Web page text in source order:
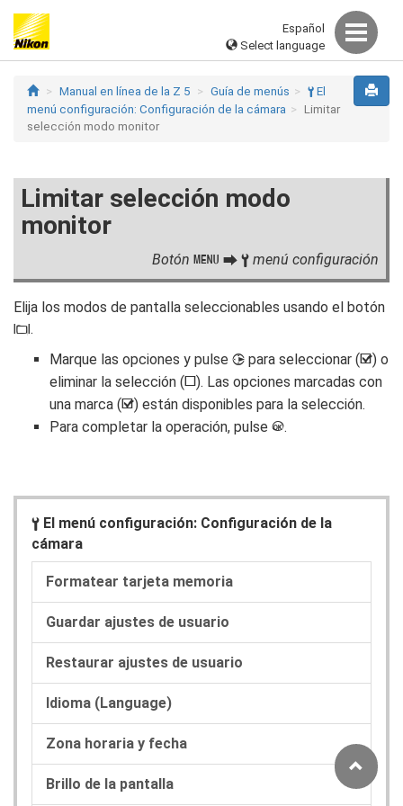
Español
Select language
Manual en línea de la Z 5 Guía de menús B El
menú configuración: Configuración de la cámara
Limitar
selección modo monitor
Limitar selección modo
monitor
Botón G U B menú configuración
Elija los modos de pantalla seleccionables usando el botón
M.
Marque las opciones y pulse 2 para seleccionar (M) o
eliminar la selección (U). Las opciones marcadas con
una marca (M) están disponibles para la selección.
Para completar la operación, pulse J.
B El menú configuración: Configuración de la
cámara
Formatear tarjeta memoria
Guardar ajustes de usuario
Restaurar ajustes de usuario
Idioma (Language)
Zona horaria y fecha
Brillo de la pantalla